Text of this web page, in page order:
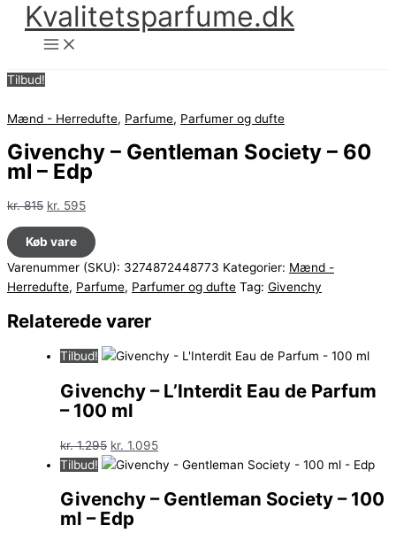
Kvalitetsparfume.dk
Tilbud!
Mænd - Herredufte, Parfume, Parfumer og dufte
Givenchy – Gentleman Society – 60
ml – Edp
kr.815 Den
oprindelige
pris
var:
kr. 815.
kr. 595Den
pris
er:
kr. 595.
Køb vare
Varenummer (SKU): 3274872448773 Kategorier: Mænd -
Herredufte, Parfume, Parfumer og dufte Tag: Givenchy
Relaterede varer
Tilbud!
Givenchy – L’Interdit Eau de Parfum
– 100 ml
kr.1.295 Den
oprindelige
var:
kr. 1.295.
kr. 1.095Den
aktuelle
er:
Tilbud!
Givenchy – Gentleman Society – 100
ml – Edp